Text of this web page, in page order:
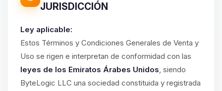
JURISDICCIÓN
Ley aplicable:
Estos Términos y Condiciones Generales de Venta y
Uso se rigen e interpretan de conformidad con las
leyes de los Emiratos Árabes Unidos, siendo
ByteLogic LLC una sociedad constituida y registrada